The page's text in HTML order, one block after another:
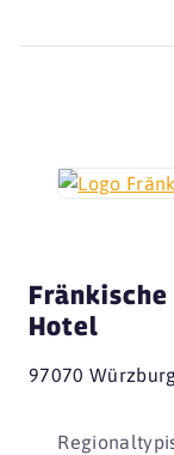
Hotel
97070